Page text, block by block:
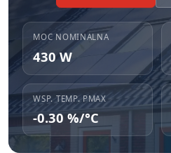
MOC NOMINALNA
430 W
WSP. TEMP. PMAX
-0.30 %/°C